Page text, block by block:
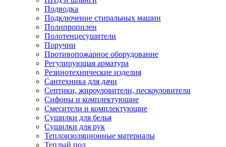
Подводка
Подключение стиральных машин
Полипропилен
Полотенцесушители
Поручни
Противопожарное оборудование
Регулирующая арматура
Резинотехнические изделия
Сантехника для дачи
Септики, жироуловители, пескоуловители
Сифоны и комплектующие
Смесители и комплектующие
Сушилки для белья
Сушилки для рук
Теплоизоляционные материалы
Теплый пол